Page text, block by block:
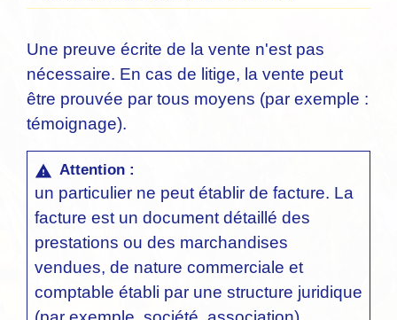
Une preuve écrite de la vente n'est pas
nécessaire. En cas de litige, la vente peut
être prouvée par tous moyens (par exemple :
témoignage).
warning Attention :
un particulier ne peut établir de facture. La
facture est un document détaillé des
prestations ou des marchandises
vendues, de nature commerciale et
comptable établi par une structure juridique